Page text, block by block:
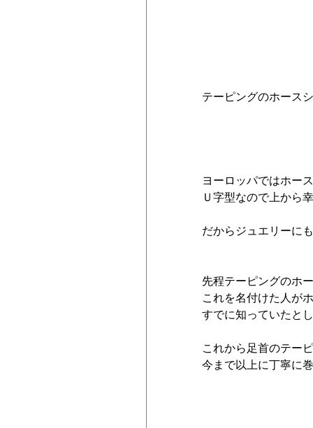
テーピングのホース
ヨーロッパではホー
Ｕ字型なので上から
だからジュエリーに
先程テーピングのホ
これを名付けた人が
すでに知っていたと
これから足首のテー
今まで以上に丁寧に